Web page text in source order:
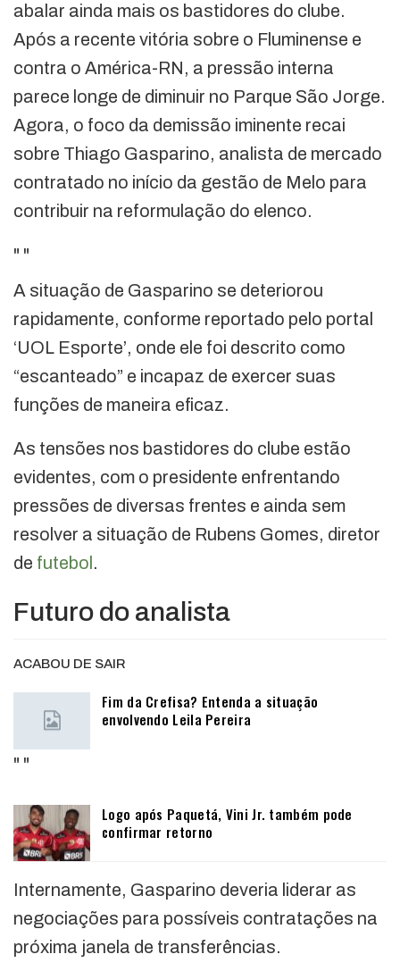
abalar ainda mais os bastidores do clube.
Após a recente vitória sobre o Fluminense e
contra o América-RN, a pressão interna
parece longe de diminuir no Parque São Jorge.
Agora, o foco da demissão iminente recai
sobre Thiago Gasparino, analista de mercado
contratado no início da gestão de Melo para
contribuir na reformulação do elenco.
" "
A situação de Gasparino se deteriorou
rapidamente, conforme reportado pelo portal
‘UOL Esporte’, onde ele foi descrito como
“escanteado” e incapaz de exercer suas
funções de maneira eficaz.
As tensões nos bastidores do clube estão
evidentes, com o presidente enfrentando
pressões de diversas frentes e ainda sem
resolver a situação de Rubens Gomes, diretor
de futebol .
Futuro do analista
ACABOU DE SAIR
Fim da Crefisa? Entenda a situação
envolvendo Leila Pereira
" "
Logo após Paquetá, Vini Jr. também pode
confirmar retorno
Internamente, Gasparino deveria liderar as
negociações para possíveis contratações na
próxima janela de transferências.